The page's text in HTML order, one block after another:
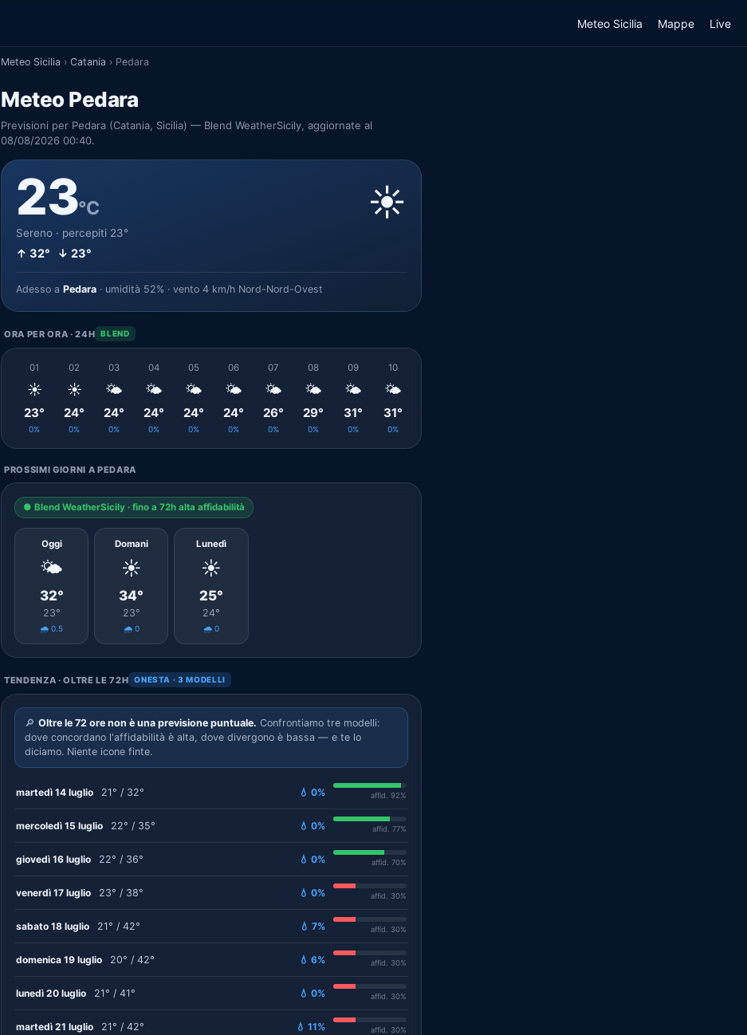
Meteo Sicilia Mappe Live
Meteo Sicilia › Catania › Pedara
Meteo Pedara
Previsioni per Pedara (Catania, Sicilia) — Blend WeatherSicily, aggiornate al
08/08/2026 00:40.
23°C
Sereno · percepiti 23°
↑ 32° ↓ 23°
☀️
Adesso a Pedara · umidità 52% · vento 4 km/h Nord-Nord-Ovest
ORA PER ORA · 24H BLEND
01
☀️
23°
0%
02
☀️
24°
0%
03
🌤️
24°
0%
04
🌤️
24°
0%
05
🌤️
24°
0%
06
🌤️
24°
0%
07
🌤️
26°
0%
08
🌤️
29°
0%
09
🌤️
31°
0%
10
🌤️
31°
0%
PROSSIMI GIORNI A PEDARA
● Blend WeatherSicily · fino a 72h alta affidabilità
Oggi
🌤️
32°
23°
🌧️ 0.5
Domani
☀️
34°
23°
🌧️ 0
Lunedì
☀️
25°
24°
🌧️ 0
TENDENZA · OLTRE LE 72H ONESTA · 3 MODELLI
🔎 Oltre le 72 ore non è una previsione puntuale. Confrontiamo tre modelli:
dove concordano l'affidabilità è alta, dove divergono è bassa — e te lo
diciamo. Niente icone finte.
martedì 14 luglio 21° / 32° 💧 0% affid. 92%
mercoledì 15 luglio 22° / 35° 💧 0% affid. 77%
giovedì 16 luglio 22° / 36° 💧 0% affid. 70%
venerdì 17 luglio 23° / 38° 💧 0% affid. 30%
sabato 18 luglio 21° / 42° 💧 7% affid. 30%
domenica 19 luglio 20° / 42° 💧 6% affid. 30%
lunedì 20 luglio 21° / 41° 💧 0% affid. 30%
martedì 21 luglio 21° / 42° 💧 11% affid. 30%